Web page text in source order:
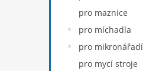
pro maznice
pro míchadla
pro mikronářadí
pro mycí stroje